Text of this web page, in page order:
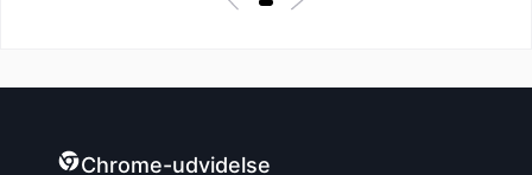
Chrome-udvidelse